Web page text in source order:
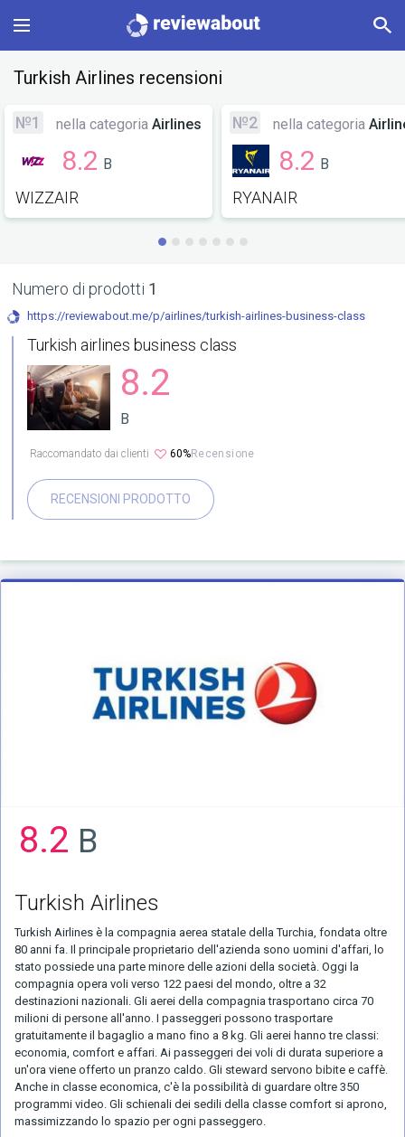
Main
Categories
Profile
Turkish Airlines recensioni
8.2 B
Turkish Airlines
Turkish Airlines è la compagnia aerea statale della Turchia, fondata oltre
80 anni fa. Il principale proprietario dell'azienda sono uomini d'affari, lo
stato possiede una parte minore delle azioni della società. Oggi la
compagnia opera voli verso 122 paesi del mondo, oltre a 32
destinazioni nazionali. Gli aerei della compagnia trasportano circa 70
milioni di persone all'anno. I passeggeri possono trasportare
gratuitamente il bagaglio a mano fino a 8 kg. Gli aerei hanno tre classi:
economia, comfort e affari. Ai passeggeri dei voli di durata superiore a
un'ora viene offerto un pranzo caldo. Gli steward servono bibite e caffè.
Anche in classe economica, c'è la possibilità di guardare oltre 350
programmi video. Gli schienali dei sedili della classe comfort si aprono,
massimizzando lo spazio per ogni passeggero.
№1 nella categoria Airlines
8.2 B
WIZZAIR
№2 nella categoria
8.2 B
RYANAIR
Numero di prodotti 1
https://reviewabout.me/p/airlines/turkish-airlines-business-class
Turkish airlines business class
8.2
B
Recensione
60%
Raccomandato dai clienti
RECENSIONI PRODOTTO